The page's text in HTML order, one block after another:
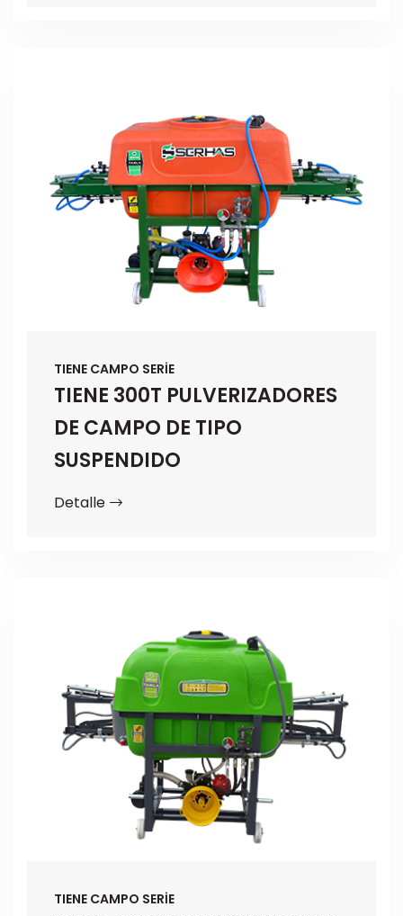
TIENE CAMPO SERİE
TIENE 300T PULVERIZADORES
DE CAMPO DE TIPO
SUSPENDIDO
Detalle
TIENE CAMPO SERİE